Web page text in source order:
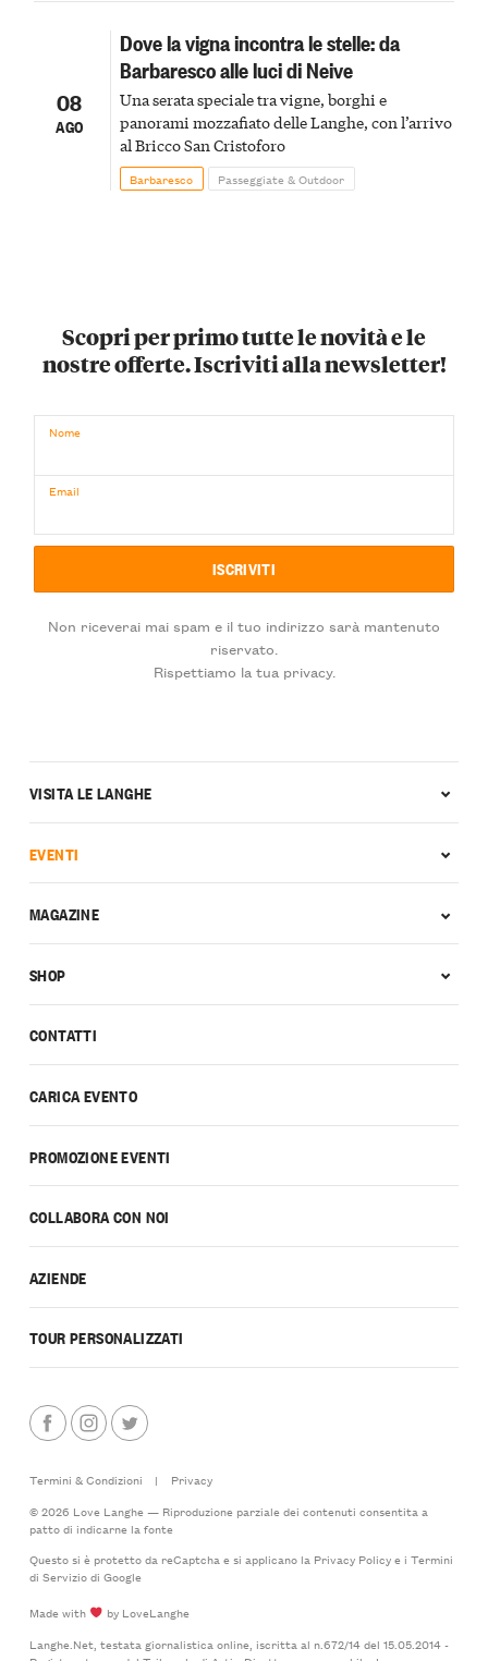
08
AGO
Dove la vigna incontra le stelle: da
Barbaresco alle luci di Neive
Una serata speciale tra vigne, borghi e
panorami mozzafiato delle Langhe, con l’arrivo
al Bricco San Cristoforo
Barbaresco Passeggiate & Outdoor
Scopri per primo tutte le novità e le
nostre offerte. Iscriviti alla newsletter!
Nome
Email
Non riceverai mai spam e il tuo indirizzo sarà mantenuto
riservato.
Rispettiamo la tua privacy.
CONTATTI
CARICA EVENTO
PROMOZIONE EVENTI
COLLABORA CON NOI
AZIENDE
TOUR PERSONALIZZATI
VISITA LE LANGHE
EVENTI
MAGAZINE
SHOP
Termini & Condizioni |
Privacy
© 2026 Love Langhe — Riproduzione parziale dei contenuti consentita a
patto di indicarne la fonte
Questo si è protetto da reCaptcha e si applicano la Privacy Policye i Termini
di Serviziodi Google
Made with
by LoveLanghe
Langhe.Net, testata giornalistica online, iscritta al n.672/14 del 15.05.2014 -